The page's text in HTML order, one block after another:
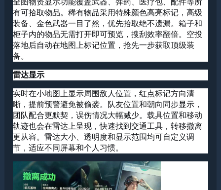
有可拾取物品。稀有物品采用特殊颜色高亮标记，高级
装备、金色武器一目了然，优先拾取绝不遗漏。箱子和
柜子内的物品无需打开即可预览，搜刮效率翻倍。空投
落地后自动在地图上标记位置，抢先一步获取顶级装
备。
雷达显示
实时在小地图上显示周围敌人位置，红点标记方向清
晰，提前预警避免被偷袭。队友位置和朝向同步显示，
团队配合更默契，误伤情况大幅减少。载具位置和移动
轨迹也会在雷达上呈现，快速找到交通工具，转移撤离
更从容。雷达大小、透明度和显示范围均可自定义调
节，适应不同屏幕和个人习惯。